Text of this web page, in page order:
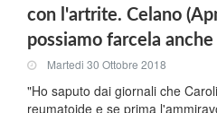
con l'artrite. Celano
possiamo farcela
Martedi 30 Ottobre 2018
"Ho saputo dai giornali che
reumatoide e se prima